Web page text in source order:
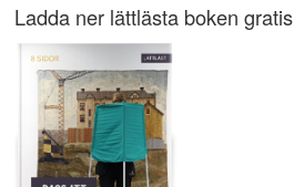
Ladda ner lättlästa boken gratis